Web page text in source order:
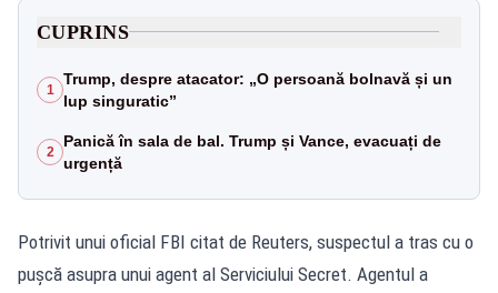
CUPRINS
1
Trump, despre atacator: „O persoană bolnavă și un
lup singuratic”
2
Panică în sala de bal. Trump și Vance, evacuați de
urgență
Potrivit unui oficial FBI citat de Reuters, suspectul a tras cu o
pușcă asupra unui agent al Serviciului Secret. Agentul a